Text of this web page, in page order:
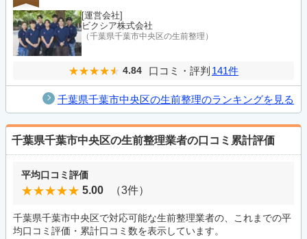
[運営会社]
ビクシア株式会社
（千葉県千葉市中央区の生前整理）
4.84 口コミ・評判 141件
千葉県千葉市中央区の生前整理のランキングを見る
千葉県千葉市中央区の生前整理業者の口コミ累計評価
平均口コミ評価
5.00 （3件）
千葉県千葉市中央区で対応可能な生前整理業者の、これまでの平
均口コミ評価・累計口コミ数を表示しています。